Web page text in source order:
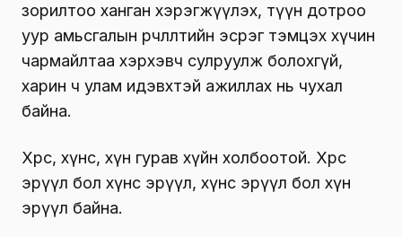
зорилтоо ханган хэрэгжүүлэх, түүн дотроо
уур амьсгалын өөрчлөлтийн эсрэг тэмцэх хүчин
чармайлтаа хэрхэвч сулруулж болохгүй,
харин ч улам идэвхтэй ажиллах нь чухал
байна.
Хөрс, хүнс, хүн гурав хүйн холбоотой. Хөрс
эрүүл бол хүнс эрүүл, хүнс эрүүл бол хүн
эрүүл байна.